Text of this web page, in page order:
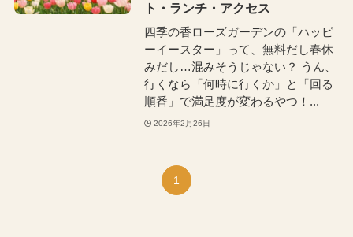
ト・ランチ・アクセス
四季の香ローズガーデンの「ハッピ
ーイースター」って、無料だし春休
みだし…混みそうじゃない？ うん、
行くなら「何時に行くか」と「回る
順番」で満足度が変わるやつ！...
2026年2月26日
1